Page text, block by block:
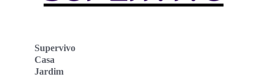
Supervivo
Casa
Jardim